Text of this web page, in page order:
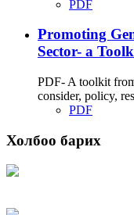
PDF
Promoting
Sector- a
PDF- A toolkit
consider, policy,
PDF
Холбоо барих